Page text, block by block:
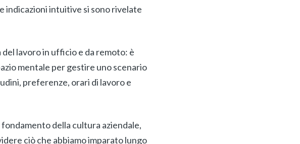
indicazioni intuitive si sono rivelate
lavoro in ufficio e da remoto: è
mentale per gestire uno scenario
preferenze, orari di lavoro e
della cultura aziendale,
ciò che abbiamo imparato lungo